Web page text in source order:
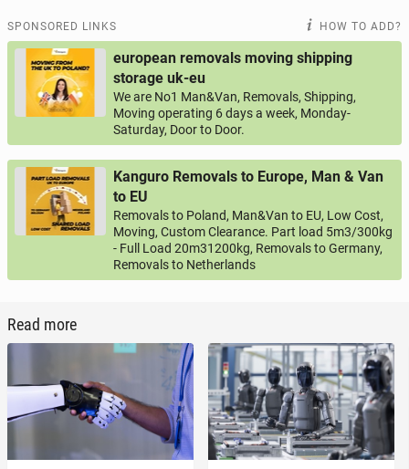
SPONSORED LINKS HOW TO ADD?
european removals moving shipping
storage uk-eu
We are No1 Man&Van, Removals, Shipping,
Moving operating 6 days a week, Monday-
Saturday, Door to Door.
Kanguro Removals to Europe, Man & Van
to EU
Removals to Poland, Man&Van to EU, Low Cost,
Moving, Custom Clearance. Part load 5m3/300kg
- Full Load 20m31200kg, Removals to Germany,
Removals to Netherlands
Read more